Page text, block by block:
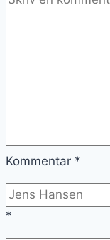
Kommentar *
*